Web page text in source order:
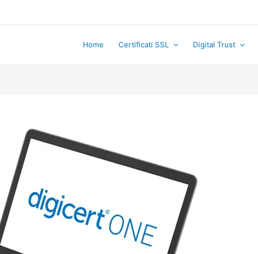
Home Certificati SSL Digital Trust